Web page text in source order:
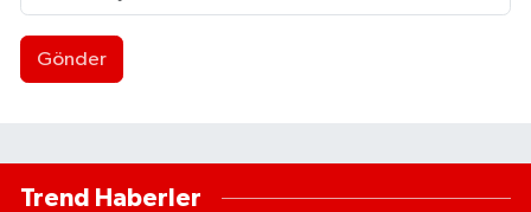
Gönder
Trend Haberler